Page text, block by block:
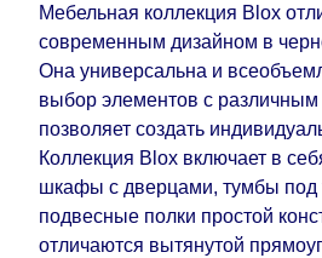
Мебельная коллекция Blox
современным дизайном в
Она универсальна и
выбор элементов с
позволяет создать
Коллекция Blox включает в
шкафы с дверцами, тумбы под
подвесные полки простой
отличаются вытянутой